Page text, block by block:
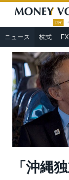
PR
ニュース 株式
HOME » ニュ
側？玉城デニー
「沖縄